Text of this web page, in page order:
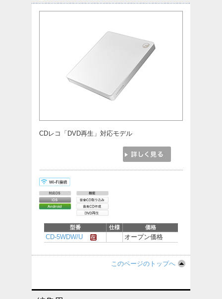
CDレコ「DVD再生」対応モデル
型番 仕様 価格
CD-5WDW/U オープン価格
このページのトップへ